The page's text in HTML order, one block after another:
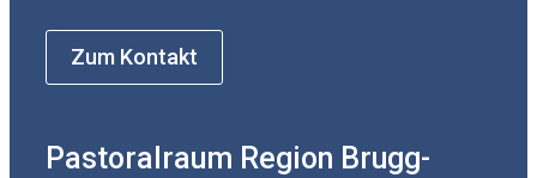
Zum Kontakt
Pastoralraum Region Brugg-